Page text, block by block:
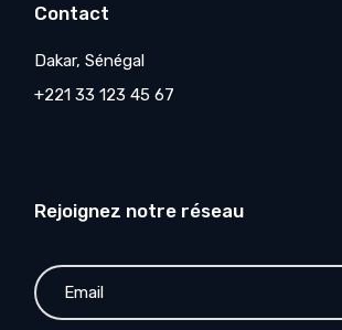
Contact
Dakar, Sénégal
+221 33 123 45 67
Rejoignez notre réseau